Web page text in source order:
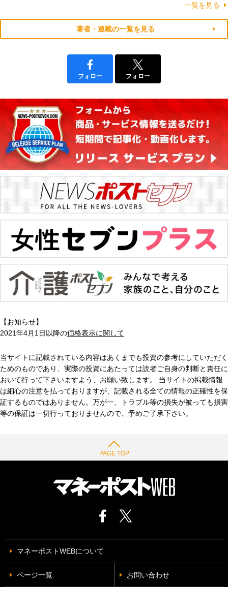
一覧を見る
著者・連載の一覧を見る
フォロー フォロー
【お知らせ】
2021年4月1日以降の価格表示に関して
当サイトに記載されている内容はあくまでも投資の参考にしていただく
ためのものであり、実際の投資にあたっては読者ご自身の判断と責任に
おいて行って下さいますよう、お願い致します。 当サイトの掲載情報
は細心の注意を払っておりますが、記載される全ての情報の正確性を保
証するものではありません。万が一、トラブル等の損失が被っても損害
等の保証は一切行っておりませんので、予めご了承下さい。
PAGE TOP
マネーポストWEBについて
ページ一覧 お問い合わせ